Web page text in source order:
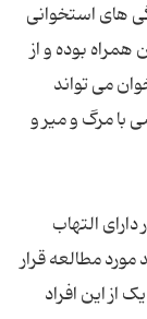
های استخوانی
همراه بوده و از
می تواند
با مرگ و میر و
پژوهشگران 11 هزار و 49 بیمار دارای التهاب
داشتند مورد مطالعه قرار
از این افراد